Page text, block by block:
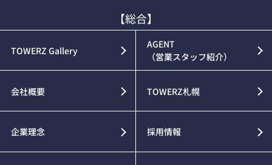
【総合】
TOWERZ Gallery
AGENT
（営業スタッフ紹介）
会社概要 TOWERZ札幌
企業理念 採用情報